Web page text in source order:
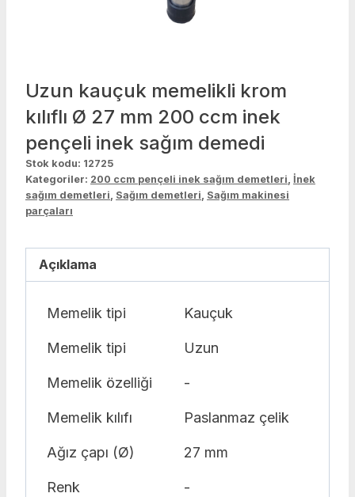
Uzun kauçuk memelikli krom
kılıflı Ø 27 mm 200 ccm inek
pençeli inek sağım demedi
Stok kodu: 12725
Kategoriler: 200 ccm pençeli inek sağım demetleri, İnek
sağım demetleri, Sağım demetleri, Sağım makinesi
parçaları
Açıklama
Memelik tipi Kauçuk
Memelik tipi Uzun
Memelik özelliği -
Memelik kılıfı Paslanmaz çelik
Ağız çapı (Ø) 27 mm
Renk -